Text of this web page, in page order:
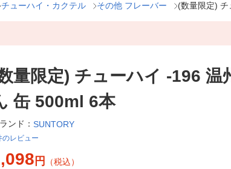
チューハイ・カクテル その他 フレーバー (数量限定)
量限定) チューハイ -196 温
缶 500ml 6本
ンド： SUNTORY
のレビュー
円 （税込）